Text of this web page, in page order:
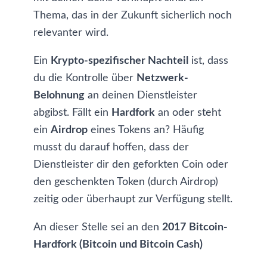
Thema, das in der Zukunft sicherlich noch
relevanter wird.
Ein Krypto-spezifischer Nachteil
ist, dass
du die Kontrolle über Netzwerk-
Belohnung an deinen Dienstleister
abgibst. Fällt ein Hardfork an oder steht
ein Airdrop eines Tokens an? Häufig
musst du darauf hoffen, dass der
Dienstleister dir den geforkten Coin oder
den geschenkten Token (durch Airdrop)
zeitig oder überhaupt zur Verfügung stellt.
An dieser Stelle sei an den 2017 Bitcoin-
Hardfork (Bitcoin und Bitcoin Cash)